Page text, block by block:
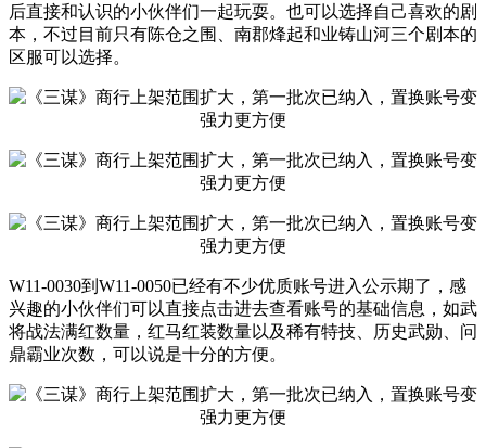
后直接和认识的小伙伴们一起玩耍。也可以选择自己喜欢的剧
本，不过目前只有陈仓之围、南郡烽起和业铸山河三个剧本的
区服可以选择。
W11-0030到W11-0050已经有不少优质账号进入公示期了，感
兴趣的小伙伴们可以直接点击进去查看账号的基础信息，如武
将战法满红数量，红马红装数量以及稀有特技、历史武勋、问
鼎霸业次数，可以说是十分的方便。